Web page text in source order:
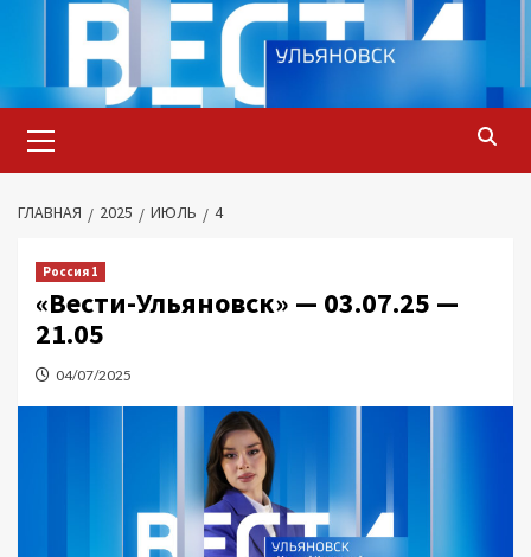
содержимому
меню
ГЛАВНАЯ 2025 ИЮЛЬ 4
Россия 1
«Вести-Ульяновск» — 03.07.25 —
21.05
04/07/2025